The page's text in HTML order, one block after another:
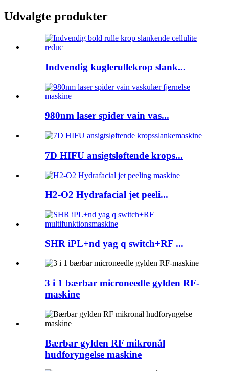
Udvalgte produkter
Indvendig kuglerullekrop slank...
980nm laser spider vain vas...
7D HIFU ansigtsløftende krops...
H2-O2 Hydrafacial jet peeli...
SHR iPL+nd yag q switch+RF ...
3 i 1 bærbar microneedle gylden RF-
maskine
Bærbar gylden RF mikronål
hudforyngelse maskine